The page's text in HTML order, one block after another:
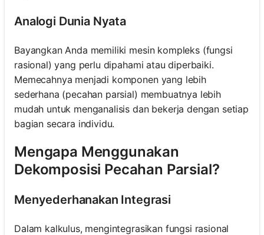
Analogi Dunia Nyata
Bayangkan Anda memiliki mesin kompleks (fungsi
rasional) yang perlu dipahami atau diperbaiki.
Memecahnya menjadi komponen yang lebih
sederhana (pecahan parsial) membuatnya lebih
mudah untuk menganalisis dan bekerja dengan setiap
bagian secara individu.
Mengapa Menggunakan
Dekomposisi Pecahan Parsial?
Menyederhanakan Integrasi
Dalam kalkulus, mengintegrasikan fungsi rasional